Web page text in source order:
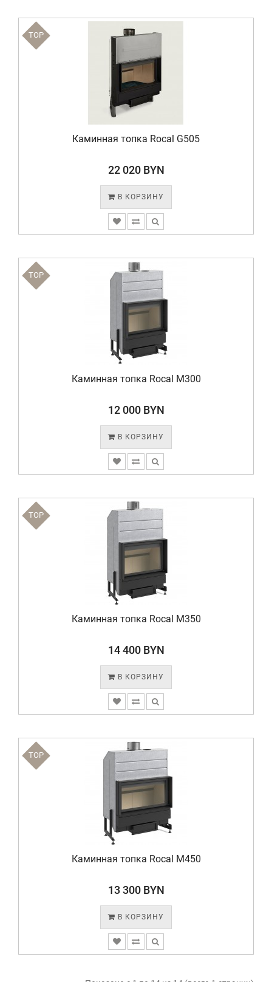
TOP
Каминная топка Rocal G505
22 020 BYN
В КОРЗИНУ
TOP
Каминная топка Rocal M300
12 000 BYN
В КОРЗИНУ
TOP
Каминная топка Rocal M350
14 400 BYN
В КОРЗИНУ
TOP
Каминная топка Rocal M450
13 300 BYN
В КОРЗИНУ